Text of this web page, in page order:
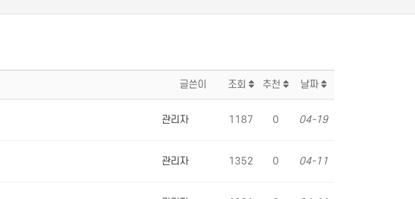
글쓴이 조회 추천 날짜
관리자 1187 0 04-19
관리자 1352 0 04-11